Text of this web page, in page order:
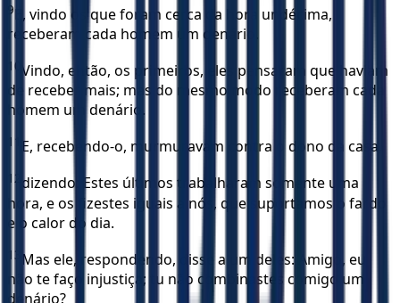
9
E, vindo os que foram cerca da hora undécima,
receberam cada homem um denário.
10 Vindo, então, os primeiros, eles pensaram que haviam
de receber mais; mas do mesmo modo receberam cada
homem um denário.
11 E, recebendo-o, murmuravam contra o dono da casa,
12 dizendo: Estes últimos trabalharam somente uma
hora, e os fizestes iguais a nós, que suportamos o fardo
e o calor do dia.
13 Mas ele, respondendo, disse a um deles: Amigo, eu
não te faço injustiça; tu não combinastes comigo um
denário?